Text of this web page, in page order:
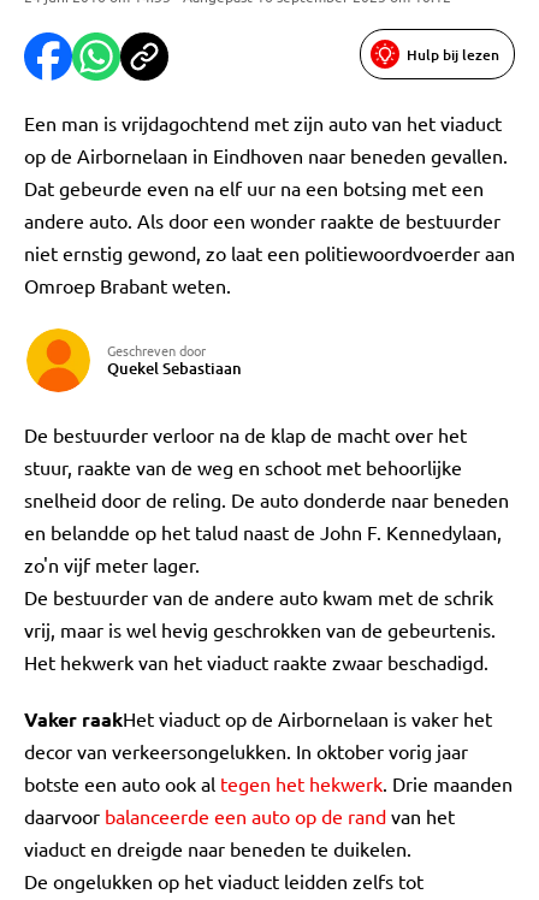
Hulp bij lezen
Een man is vrijdagochtend met zijn auto van het viaduct
op de Airbornelaan in Eindhoven naar beneden gevallen.
Dat gebeurde even na elf uur na een botsing met een
andere auto. Als door een wonder raakte de bestuurder
niet ernstig gewond, zo laat een politiewoordvoerder aan
Omroep Brabant weten.
Geschreven door
Quekel Sebastiaan
De bestuurder verloor na de klap de macht over het
stuur, raakte van de weg en schoot met behoorlijke
snelheid door de reling. De auto donderde naar beneden
en belandde op het talud naast de John F. Kennedylaan,
zo'n vijf meter lager.
De bestuurder van de andere auto kwam met de schrik
vrij, maar is wel hevig geschrokken van de gebeurtenis.
Het hekwerk van het viaduct raakte zwaar beschadigd.
Vaker raakHet viaduct op de Airbornelaan is vaker het
decor van verkeersongelukken. In oktober vorig jaar
botste een auto ook al tegen het hekwerk. Drie maanden
daarvoor balanceerde een auto op de rand van het
viaduct en dreigde naar beneden te duikelen.
De ongelukken op het viaduct leidden zelfs tot